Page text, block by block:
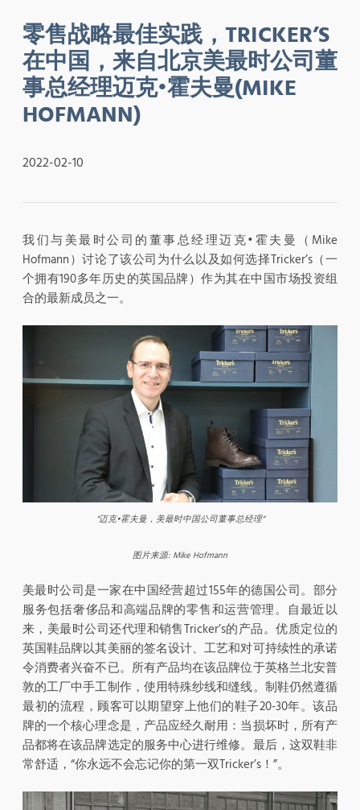
零售战略最佳实践，TRICKER’S
在中国，来自北京美最时公司董
事总经理迈克•霍夫曼(MIKE
HOFMANN)
2022-02-10
我们与美最时公司的董事总经理迈克•霍夫曼（Mike
Hofmann）讨论了该公司为什么以及如何选择Tricker’s（一
个拥有190多年历史的英国品牌）作为其在中国市场投资组
合的最新成员之一。
“迈克•霍夫曼，美最时中国公司董事总经理“
图片来源: Mike Hofmann
美最时公司是一家在中国经营超过155年的德国公司。部分
服务包括奢侈品和高端品牌的零售和运营管理。自最近以
来，美最时公司还代理和销售Tricker’s的产品。优质定位的
英国鞋品牌以其美丽的签名设计、工艺和对可持续性的承诺
令消费者兴奋不已。所有产品均在该品牌位于英格兰北安普
敦的工厂中手工制作，使用特殊纱线和缝线。制鞋仍然遵循
最初的流程，顾客可以期望穿上他们的鞋子20-30年。该品
牌的一个核心理念是，产品应经久耐用：当损坏时，所有产
品都将在该品牌选定的服务中心进行维修。最后，这双鞋非
常舒适，“你永远不会忘记你的第一双Tricker’s！”。